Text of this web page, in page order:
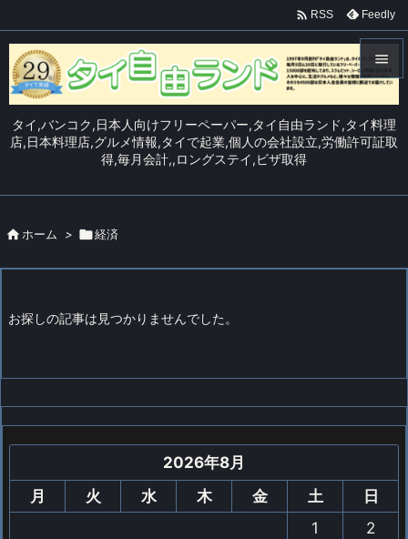
タイ,バンコク,日本人向けフリーペーパー,タイ自由ランド,タイ料理
店,日本料理店,グルメ情報,タイで起業,個人の会社設立,労働許可証取
得,毎月会計,,ロングステイ,ビザ取得

メニュ


 RSS Feedly
 ホーム > 経済
お探しの記事は見つかりませんでした。
2026年8月
月
火 水 木 金 土
日
1
2